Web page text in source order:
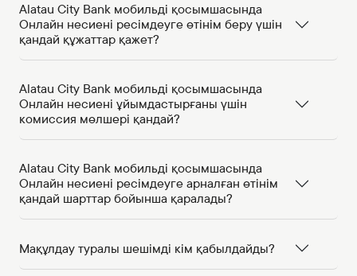
Alatau City Bank мобильді қосымшасында
Онлайн несиені ресімдеуге өтінім беру үшін
қандай құжаттар қажет?
Alatau City Bank мобильді қосымшасында
Онлайн несиені ұйымдастырғаны үшін
комиссия мөлшері қандай?
Alatau City Bank мобильді қосымшасында
Онлайн несиені ресімдеуге арналған өтінім
қандай шарттар бойынша қаралады?
Мақұлдау туралы шешімді кім қабылдайды?